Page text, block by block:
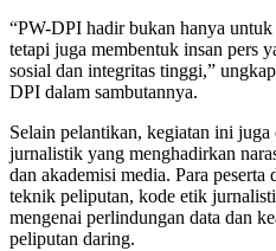
“PW-DPI hadir bukan hanya
tetapi juga membentuk insan pers
sosial dan integritas tinggi,”
DPI dalam sambutannya.
Selain pelantikan, kegiatan ini juga
jurnalistik yang menghadirkan
dan akademisi media. Para
teknik peliputan, kode etik
mengenai perlindungan data dan
peliputan daring.